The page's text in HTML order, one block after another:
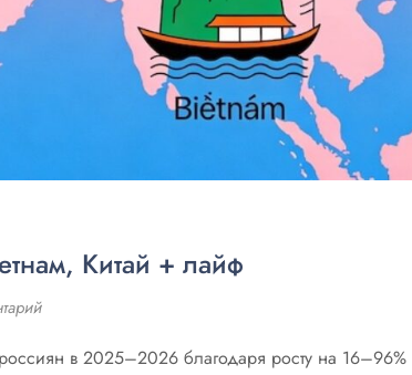
Китай + лайф
в 2025–2026 благодаря росту на